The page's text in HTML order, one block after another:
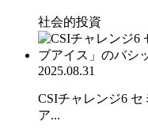
社会的投資
2025.08.31
CSIチャレンジ6
ア...